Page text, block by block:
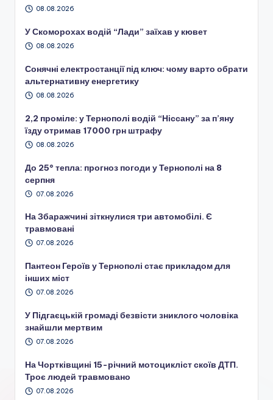
08.08.2026
У Скоморохах водій “Лади” заїхав у кювет
08.08.2026
Сонячні електростанції під ключ: чому варто обрати
альтернативну енергетику
08.08.2026
2,2 проміле: у Тернополі водій “Ніссану” за п’яну
їзду отримав 17000 грн штрафу
08.08.2026
До 25° тепла: прогноз погоди у Тернополі на 8
серпня
07.08.2026
На Збаражчині зіткнулися три автомобілі. Є
травмовані
07.08.2026
Пантеон Героїв у Тернополі стає прикладом для
інших міст
07.08.2026
У Підгаєцькій громаді безвісти зниклого чоловіка
знайшли мертвим
07.08.2026
На Чортківщині 15-річний мотоцикліст скоїв ДТП.
Троє людей травмовано
07.08.2026